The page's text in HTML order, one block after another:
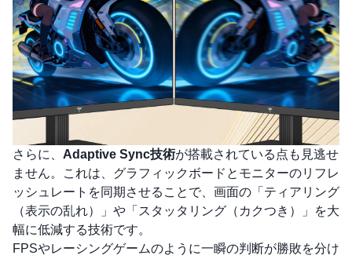
さらに、 Adaptive Sync技術が搭載されている点も見逃せ
ません。これは、グラフィックボードとモニターのリフレ
ッシュレートを同期させることで、画面の「ティアリング
（表示の乱れ）」や「スタッタリング（カクつき）」を大
幅に低減する技術です。
FPSやレーシングゲームのように一瞬の判断が勝敗を分け